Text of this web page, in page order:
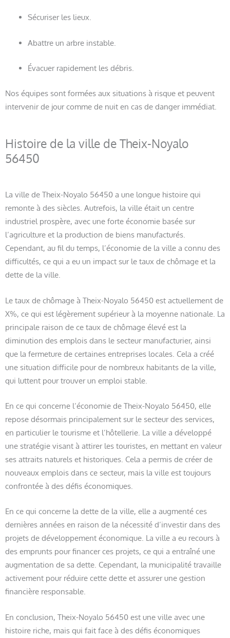
Sécuriser les lieux.
Abattre un arbre instable.
Évacuer rapidement les débris.
Nos équipes sont formées aux situations à risque et peuvent
intervenir de jour comme de nuit en cas de danger immédiat.
Histoire de la ville de Theix-Noyalo
56450
La ville de Theix-Noyalo 56450 a une longue histoire qui
remonte à des siècles. Autrefois, la ville était un centre
industriel prospère, avec une forte économie basée sur
l’agriculture et la production de biens manufacturés.
Cependant, au fil du temps, l’économie de la ville a connu des
difficultés, ce qui a eu un impact sur le taux de chômage et la
dette de la ville.
Le taux de chômage à Theix-Noyalo 56450 est actuellement de
X%, ce qui est légèrement supérieur à la moyenne nationale. La
principale raison de ce taux de chômage élevé est la
diminution des emplois dans le secteur manufacturier, ainsi
que la fermeture de certaines entreprises locales. Cela a créé
une situation difficile pour de nombreux habitants de la ville,
qui luttent pour trouver un emploi stable.
En ce qui concerne l’économie de Theix-Noyalo 56450, elle
repose désormais principalement sur le secteur des services,
en particulier le tourisme et l’hôtellerie. La ville a développé
une stratégie visant à attirer les touristes, en mettant en valeur
ses attraits naturels et historiques. Cela a permis de créer de
nouveaux emplois dans ce secteur, mais la ville est toujours
confrontée à des défis économiques.
En ce qui concerne la dette de la ville, elle a augmenté ces
dernières années en raison de la nécessité d’investir dans des
projets de développement économique. La ville a eu recours à
des emprunts pour financer ces projets, ce qui a entraîné une
augmentation de sa dette. Cependant, la municipalité travaille
activement pour réduire cette dette et assurer une gestion
financière responsable.
En conclusion, Theix-Noyalo 56450 est une ville avec une
histoire riche, mais qui fait face à des défis économiques